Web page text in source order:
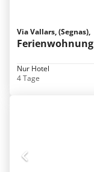
Via Vallars, (Segnas),
Ferienwohnung
Nur Hotel
4 Tage